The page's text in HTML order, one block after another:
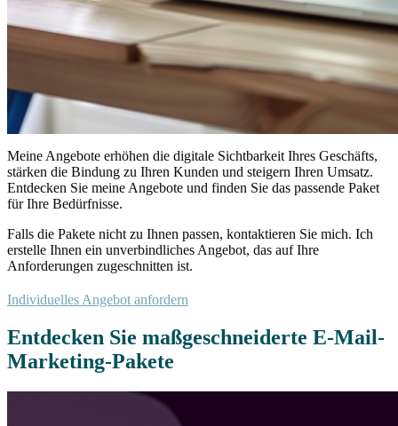
Meine Angebote erhöhen die digitale Sichtbarkeit Ihres Geschäfts,
stärken die Bindung zu Ihren Kunden und steigern Ihren Umsatz.
Entdecken Sie meine Angebote und finden Sie das passende Paket
für Ihre Bedürfnisse.
Falls die Pakete nicht zu Ihnen passen, kontaktieren Sie mich. Ich
erstelle Ihnen ein unverbindliches Angebot, das auf Ihre
Anforderungen zugeschnitten ist.
Individuelles Angebot anfordern
Entdecken Sie maßgeschneiderte E-Mail-
Marketing-Pakete